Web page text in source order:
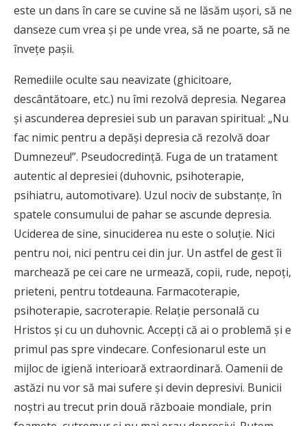
este un dans în care se cuvine să ne lăsăm uşori, să ne
danseze cum vrea şi pe unde vrea, să ne poarte, să ne
înveţe paşii.
Remediile oculte sau neavizate (ghicitoare,
descântătoare, etc.) nu îmi rezolvă depresia. Negarea
şi ascunderea depresiei sub un paravan spiritual: „Nu
fac nimic pentru a depăşi depresia că rezolvă doar
Dumnezeu!”. Pseudocredinţă. Fuga de un tratament
autentic al depresiei (duhovnic, psihoterapie,
psihiatru, automotivare). Uzul nociv de substanţe, în
spatele consumului de pahar se ascunde depresia.
Uciderea de sine, sinuciderea nu este o soluţie. Nici
pentru noi, nici pentru cei din jur. Un astfel de gest îi
marchează pe cei care ne urmează, copii, rude, nepoţi,
prieteni, pentru totdeauna. Farmacoterapie,
psihoterapie, sacroterapie. Relaţie personală cu
Hristos şi cu un duhovnic. Accepţi că ai o problemă şi e
primul pas spre vindecare. Confesionarul este un
mijloc de igienă interioară extraordinară. Oamenii de
astăzi nu vor să mai sufere şi devin depresivi. Bunicii
noştri au trecut prin două războaie mondiale, prin